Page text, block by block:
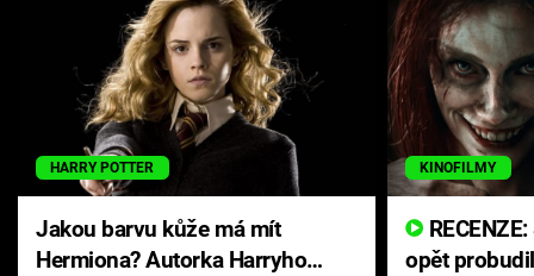
HARRY POTTER
Jakou barvu kůže má mít
Hermiona? Autorka Harryho
KINOFILMY
opět